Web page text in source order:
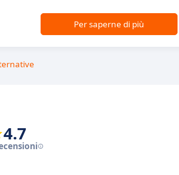
Per saperne di più
4.7